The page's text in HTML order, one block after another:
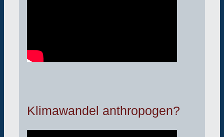
Klimawandel anthropogen?